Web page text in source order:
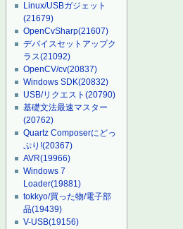
Linux/USBガジェット
(21679)
OpenCvSharp(21607)
デバイスセットアップク
ラス(21092)
OpenCV/cv(20837)
Windows SDK(20832)
USB/リクエスト(20790)
基礎文法最速マスター
(20762)
Quartz Composerにどっ
ぷり!(20367)
AVR(19966)
Windows 7
Loader(19881)
tokkyo/買った物/電子部
品(19439)
V-USB(19156)